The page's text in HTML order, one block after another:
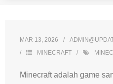
MAR 13, 2026
MINECRAFT
Minecraft adalah game